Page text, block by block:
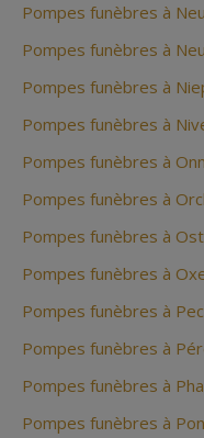
Pompes funèbres à
Pompes funèbres à
Pompes funèbres à
Pompes funèbres à
Pompes funèbres à
Pompes funèbres à
Pompes funèbres à
Pompes funèbres à
Pompes funèbres à
Pompes funèbres à
Pompes funèbres à
Pompes funèbres à